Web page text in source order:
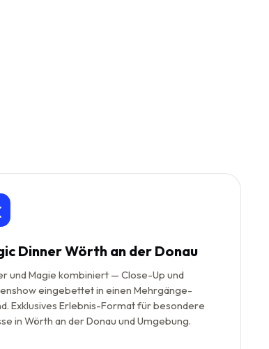
Dinner Wörth an der Donau
und Magie kombiniert — Close-Up und
eingebettet in einen Mehrgänge-
Exklusives Erlebnis-Format für besondere
in Wörth an der Donau und Umgebung.